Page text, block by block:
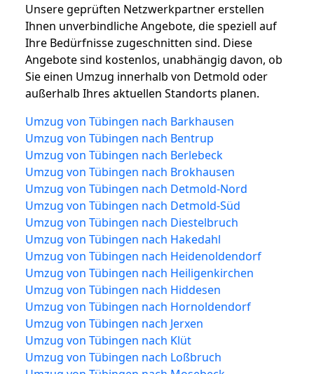
Unsere geprüften Netzwerkpartner erstellen
Ihnen unverbindliche Angebote, die speziell auf
Ihre Bedürfnisse zugeschnitten sind. Diese
Angebote sind kostenlos, unabhängig davon, ob
Sie einen Umzug innerhalb von Detmold oder
außerhalb Ihres aktuellen Standorts planen.
Umzug von Tübingen nach Barkhausen
Umzug von Tübingen nach Bentrup
Umzug von Tübingen nach Berlebeck
Umzug von Tübingen nach Brokhausen
Umzug von Tübingen nach Detmold-Nord
Umzug von Tübingen nach Detmold-Süd
Umzug von Tübingen nach Diestelbruch
Umzug von Tübingen nach Hakedahl
Umzug von Tübingen nach Heidenoldendorf
Umzug von Tübingen nach Heiligenkirchen
Umzug von Tübingen nach Hiddesen
Umzug von Tübingen nach Hornoldendorf
Umzug von Tübingen nach Jerxen
Umzug von Tübingen nach Klüt
Umzug von Tübingen nach Loßbruch